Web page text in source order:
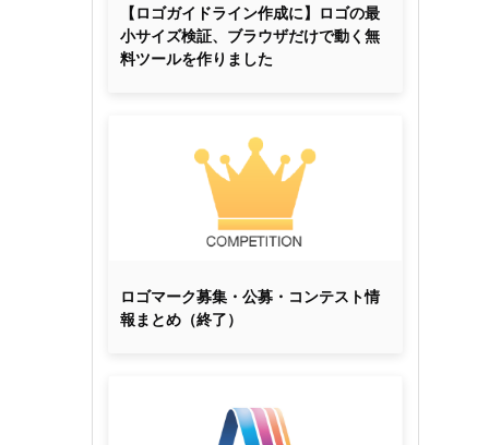
【ロゴガイドライン作成に】ロゴの最
小サイズ検証、ブラウザだけで動く無
料ツールを作りました
ロゴマーク募集・公募・コンテスト情
報まとめ（終了）